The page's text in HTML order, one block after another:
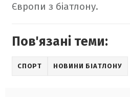
Європи з біатлону.
Пов'язані теми:
СПОРТ НОВИНИ БІАТЛОНУ